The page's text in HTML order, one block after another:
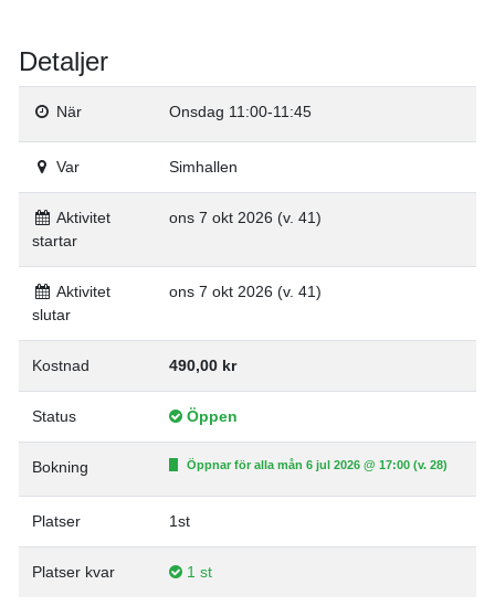
Detaljer
När Onsdag 11:00-11:45
Var Simhallen
Aktivitet
startar
ons 7 okt 2026 (v. 41)
Aktivitet
slutar
ons 7 okt 2026 (v. 41)
Kostnad 490,00 kr
Status Öppen
Bokning Öppnar för alla mån 6 jul 2026 @ 17:00 (v. 28)
Platser 1st
Platser kvar 1 st